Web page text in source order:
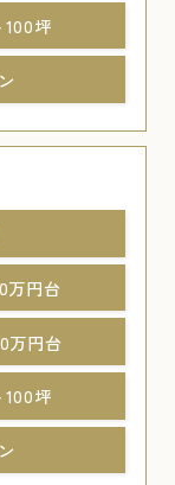
100坪
万円台
万円台
坪